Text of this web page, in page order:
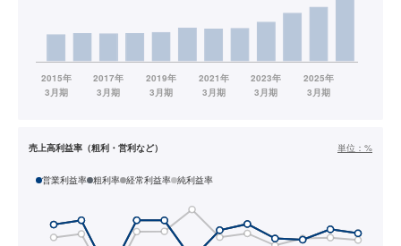
売上高利益率（粗利・営利など） 単位： %
営業利益率 粗利率 経常利益率 純利益率